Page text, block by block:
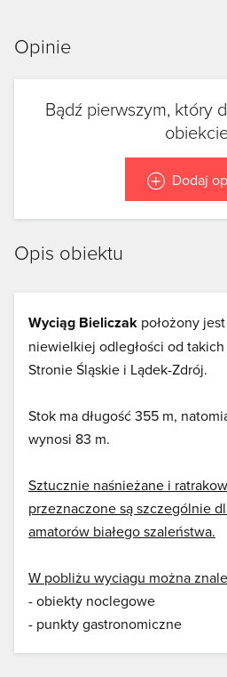
Opinie
Bądź pierwszym, który
Dodaj
Opis obiektu
Wyciąg Bieliczak położony
niewielkiej odległości od
Stronie Śląskie i Lądek-Zdrój.
Stok ma długość 355 m,
wynosi 83 m.
Sztucznie naśnieżane i
przeznaczone są szczególnie
amatorów białego szaleństwa.
W pobliżu wyciagu można
- obiekty noclegowe
- punkty gastronomiczne